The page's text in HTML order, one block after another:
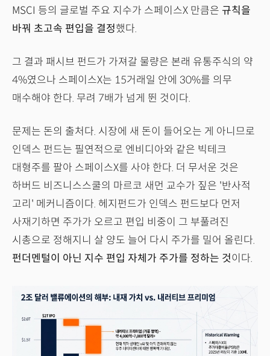
MSCI 등의 글로벌 주요 지수가 스페이스X 만큼은 규칙을
바꿔 초고속 편입을 결정했다.
그 결과 패시브 펀드가 가져갈 물량은 본래 유통주식의 약
4%였으나 스페이스X는 15거래일 안에 30%를 의무
매수해야 한다. 무려 7배가 넘게 뛴 것이다.
문제는 돈의 출처다. 시장에 새 돈이 들어오는 게 아니므로
인덱스 펀드는 필연적으로 엔비디아와 같은 빅테크
대형주를 팔아 스페이스X를 사야 한다. 더 무서운 것은
하버드 비즈니스스쿨의 마르코 새먼 교수가 짚은 '반사적
고리' 메커니즘이다. 헤지펀드가 인덱스 펀드보다 먼저
사재기하면 주가가 오르고 편입 비중이 그 부풀려진
시총으로 정해지니 살 양도 늘어 다시 주가를 밀어 올린다.
펀더멘털이 아닌 지수 편입 자체가 주가를 정하는 것이다.